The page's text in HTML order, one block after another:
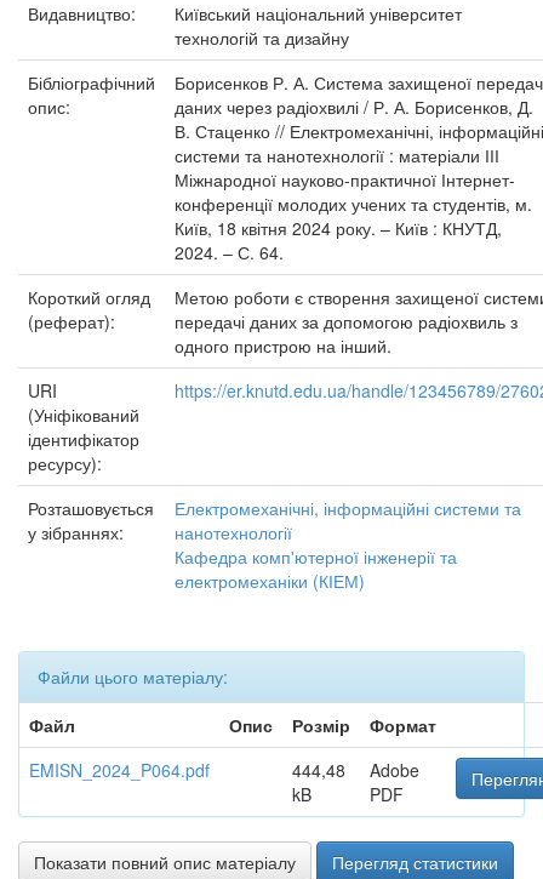
Видавництво:
Київський національний університет
технологій та дизайну
Бібліографічний
опис:
Борисенков Р. А. Система захищеної
даних через радіохвилі / Р. А. Борисенков, Д.
В. Стаценко // Електромеханічні, інформаційні
системи та нанотехнології : матеріали ІІІ
Міжнародної науково-практичної Інтернет-
конференції молодих учених та студентів, м.
Київ, 18 квітня 2024 року. – Київ : КНУТД,
2024. – С. 64.
Короткий огляд
(реферат):
Метою роботи є створення захищеної
передачі даних за допомогою радіохвиль з
одного пристрою на інший.
URI
(Уніфікований
ідентифікатор
ресурсу):
https://er.knutd.edu.ua/handle/123456789/
Розташовується
у зібраннях:
Електромеханічні, інформаційні системи та
нанотехнології
Кафедра комп'ютерної інженерії та
електромеханіки (КІЕМ)
Файли цього матеріалу:
Файл
Опис Розмір
Формат
EMISN_2024_P064.pdf
444,48
kB
Adobe
PDF
Показати повний опис матеріалу Перегляд статистики